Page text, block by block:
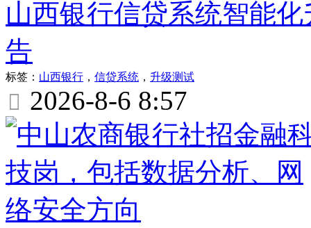
山西银行信贷系统智能
告
标签： 山西银行 ， 信贷系统 ， 升级测试
 2026-8-6 8:57